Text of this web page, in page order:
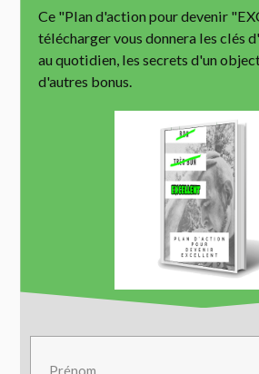
Ce "Plan d'action pour devenir
télécharger vous donnera les clés
au quotidien, les secrets d'un
d'autres bonus.